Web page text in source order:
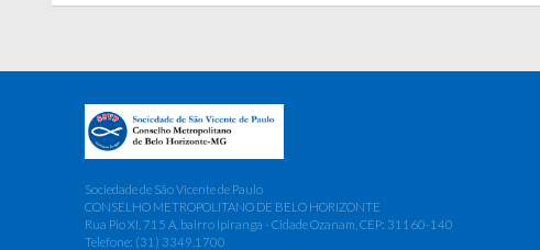
Sociedade de São Vicente de Paulo
CONSELHO METROPOLITANO DE BELO HORIZONTE
Rua Pio XI, 715 A, bairro Ipiranga - Cidade Ozanam, CEP: 31160-140
Telefone: (31) 3349.1700